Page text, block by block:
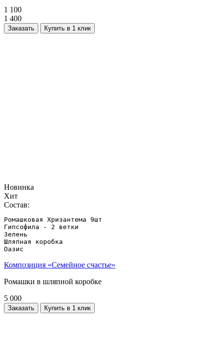
1 100
1 400
Заказать Купить в 1 клик
Новинка
Хит
Состав:
Ромашковая Хризантема 9шт
Гипсофила - 2 ветки
Зелень
Шляпная коробка
Композиция «Семейное счастье»
Ромашки в шляпной коробке
5 000
Заказать Купить в 1 клик